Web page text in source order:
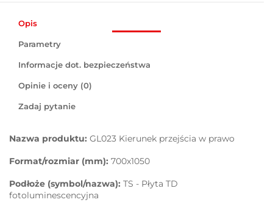
Opis
Parametry
Informacje dot. bezpieczeństwa
Opinie i oceny (0)
Zadaj pytanie
Nazwa produktu: GL023 Kierunek przejścia w prawo
Format/rozmiar (mm): 700x1050
Podłoże (symbol/nazwa): TS - Płyta TD
fotoluminescencyjna